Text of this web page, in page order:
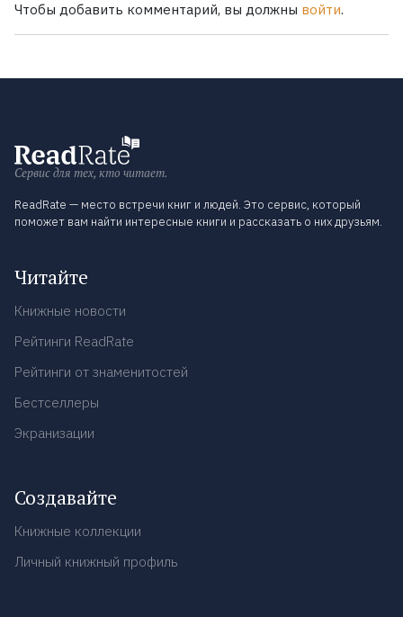
Чтобы добавить комментарий, вы должны войти.
Сервис для тех, кто читает.
ReadRate — место встречи книг и людей. Это сервис, который
поможет вам найти интересные книги и рассказать о них друзьям.
Читайте
Книжные новости
Рейтинги ReadRate
Рейтинги от знаменитостей
Бестселлеры
Экранизации
Создавайте
Книжные коллекции
Личный книжный профиль